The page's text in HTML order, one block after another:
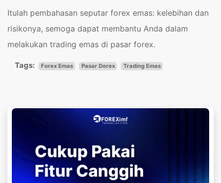
Itulah pembahasan seputar forex emas: kelebihan dan
risikonya, semoga dapat membantu Anda dalam
melakukan trading emas di pasar forex.
Tags: Forex Emas Pasar Dorex Trading Emas